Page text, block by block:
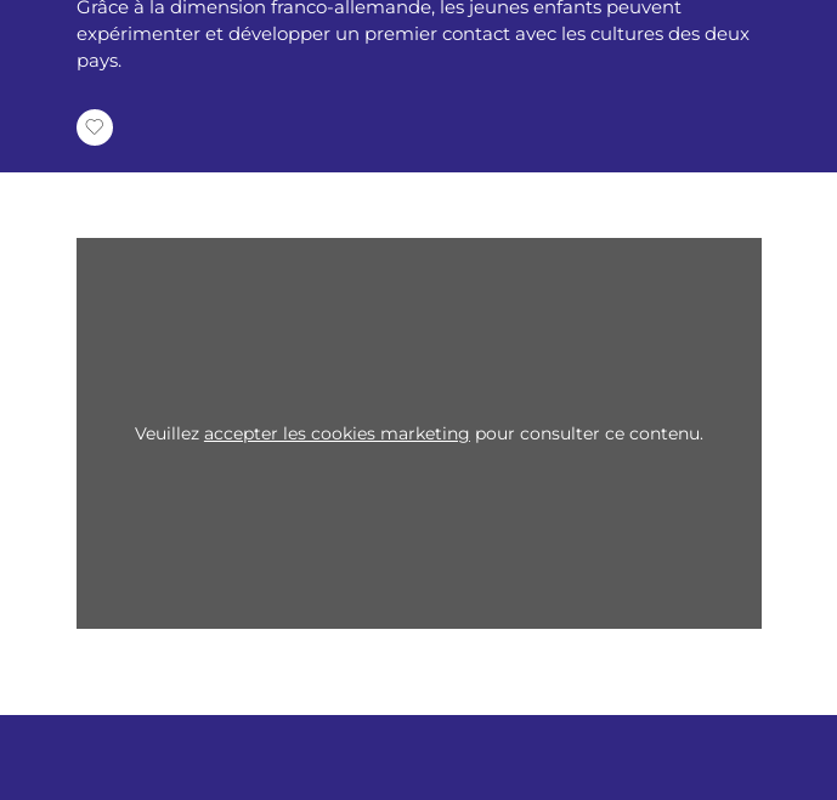
a
n
e
Grâce à la dimension franco-allemande, les jeunes enfants peuvent
expérimenter et développer un premier contact avec les cultures des deux
pays.
Veuillez accepter les cookies marketing pour consulter ce contenu.